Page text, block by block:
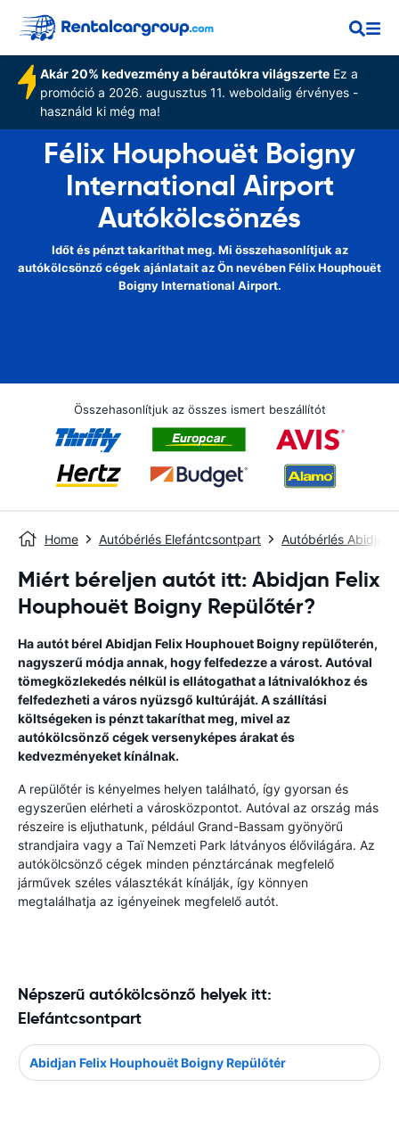
Akár 20% kedvezmény a bérautókra világszerteEz a
promóció a 2026. augusztus 11. weboldalig érvényes -
használd ki még ma!
Félix Houphouët Boigny
International Airport
Autókölcsönzés
Időt és pénzt takaríthat meg. Mi összehasonlítjuk az
autókölcsönző cégek ajánlatait az Ön nevében Félix Houphouët
Boigny International Airport.
Összehasonlítjuk az összes ismert beszállítót
Home Autóbérlés Elefántcsontpart Autóbérlés Abidjan
Miért béreljen autót itt: Abidjan Felix
Houphouët Boigny Repülőtér?
Ha autót bérel Abidjan Felix Houphouet Boigny repülőterén,
nagyszerű módja annak, hogy felfedezze a várost. Autóval
tömegközlekedés nélkül is ellátogathat a látnivalókhoz és
felfedezheti a város nyüzsgő kultúráját. A szállítási
költségeken is pénzt takaríthat meg, mivel az
autókölcsönző cégek versenyképes árakat és
kedvezményeket kínálnak.
A repülőtér is kényelmes helyen található, így gyorsan és
egyszerűen elérheti a városközpontot. Autóval az ország más
részeire is eljuthatunk, például Grand-Bassam gyönyörű
strandjaira vagy a Taï Nemzeti Park látványos élővilágára. Az
autókölcsönző cégek minden pénztárcának megfelelő
járművek széles választékát kínálják, így könnyen
megtalálhatja az igényeinek megfelelő autót.
Népszerű autókölcsönző helyek itt:
Elefántcsontpart
Abidjan Felix Houphouët Boigny Repülőtér